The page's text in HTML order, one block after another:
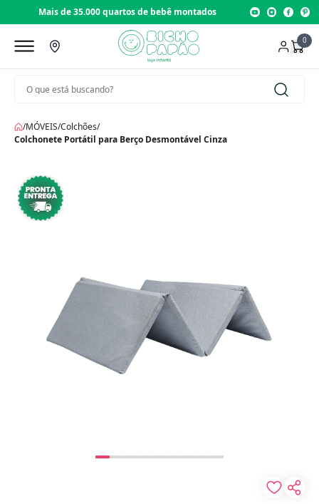
Mais de 35.000 quartos de bebê montados
0
/MÓVEIS/Colchões/
Colchonete Portátil para Berço Desmontável Cinza